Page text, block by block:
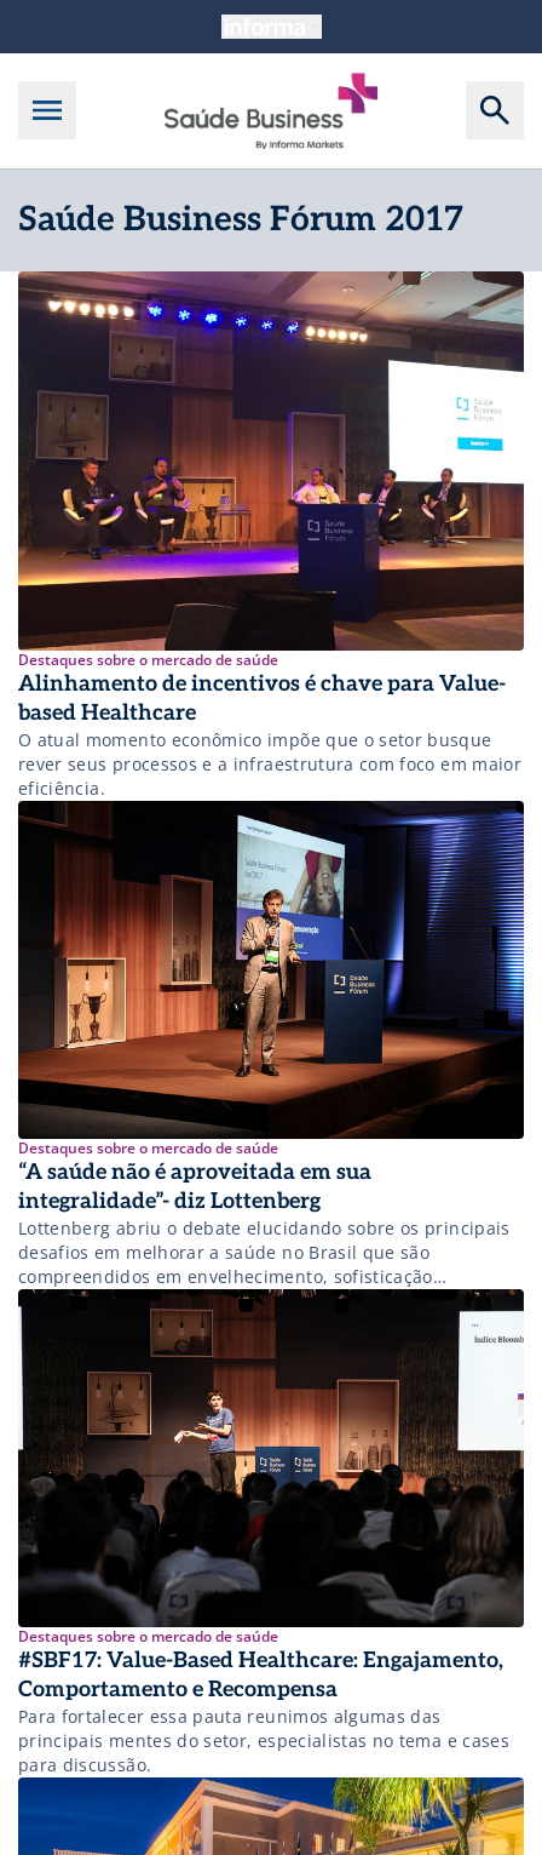
Saúde Business Fórum 2017
Destaques sobre o mercado de saúde
Alinhamento de incentivos é chave para Value-
based Healthcare
O atual momento econômico impõe que o setor busque
rever seus processos e a infraestrutura com foco em maior
eficiência.
Destaques sobre o mercado de saúde
“A saúde não é aproveitada em sua
integralidade”- diz Lottenberg
Lottenberg abriu o debate elucidando sobre os principais
desafios em melhorar a saúde no Brasil que são
compreendidos em envelhecimento, sofisticação
tecnológica, ética e combate ao desperdício.
Destaques sobre o mercado de saúde
#SBF17: Value-Based Healthcare: Engajamento,
Comportamento e Recompensa
Para fortalecer essa pauta reunimos algumas das
principais mentes do setor, especialistas no tema e cases
para discussão.